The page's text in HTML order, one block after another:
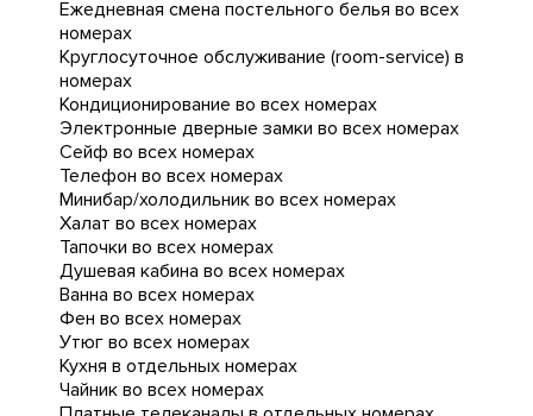
Ежедневная cмена постельного белья во всех
номерах
Круглосуточное обслуживание (room-service) в
номерах
Кондиционирование во всех номерах
Электронные дверные замки во всех номерах
Сейф во всех номерах
Телефон во всех номерах
Минибар/холодильник во всех номерах
Халат во всех номерах
Тапочки во всех номерах
Душевая кабина во всех номерах
Ванна во всех номерах
Фен во всех номерах
Утюг во всех номерах
Кухня в отдельных номерах
Чайник во всех номерах